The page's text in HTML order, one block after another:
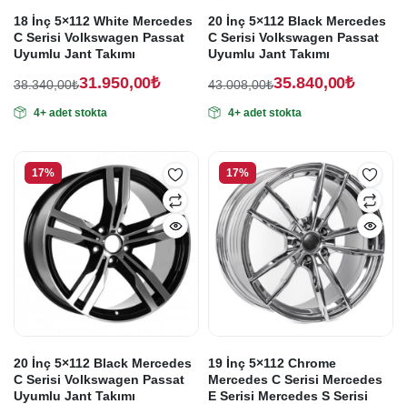
18 İnç 5×112 White Mercedes
C Serisi Volkswagen Passat
Uyumlu Jant Takımı
38.340,00₺
fiyat:
31.950,00₺
andaki
31.950,00₺.
4+ adet stokta
20 İnç 5×112 Black Mercedes
C Serisi Volkswagen Passat
Uyumlu Jant Takımı
43.008,00₺
fiyat:
35.840,00₺
andaki
35.840,00₺.
4+ adet stokta
17%
20 İnç 5×112 Black Mercedes
C Serisi Volkswagen Passat
Uyumlu Jant Takımı
17%
19 İnç 5×112 Chrome
Mercedes C Serisi Mercedes
E Serisi Mercedes S Serisi